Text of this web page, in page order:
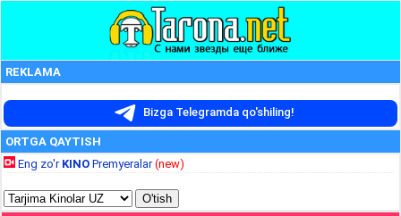
REKLAMA
Bizga Telegramda qo'shiling!
ORTGA QAYTISH
Eng zo'r KINO Premyeralar(new)